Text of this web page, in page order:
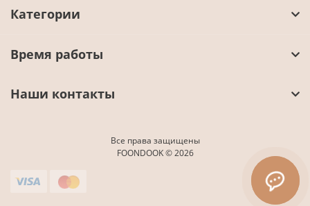
Категории
Время работы
Наши контакты
Все права защищены
FOONDOOK © 2026